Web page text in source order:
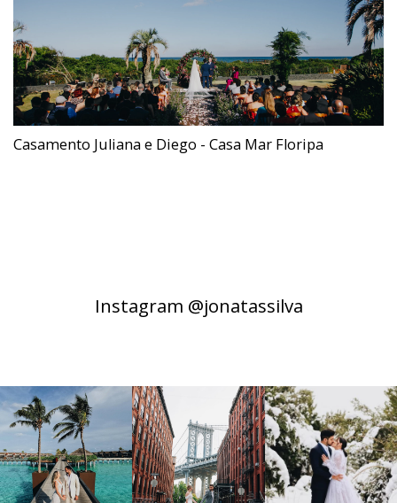
Casamento Juliana e Diego - Casa Mar Floripa
Instagram @jonatassilva